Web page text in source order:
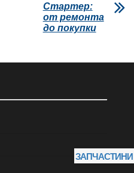
Стартер:
от ремонта
до покупки
ЗАПЧАСТИНИ